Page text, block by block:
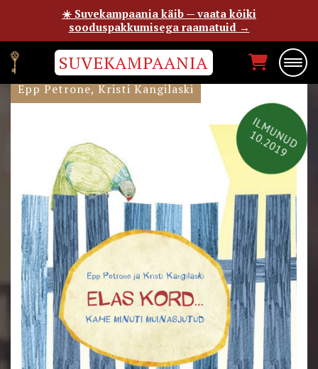
SUVEKAMPAANIA
ELAS KORD…
Epp Petrone, Kristi Kangilaski
ILMUNUD
10.2019
☀️ Suvekampaania käib — vaata kõiki
sooduspakkumisega raamatuid →